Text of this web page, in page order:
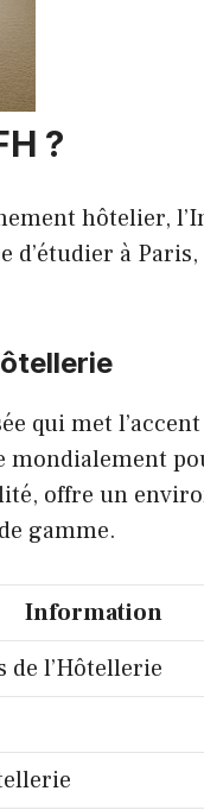
?
hôtelier,
à
qui met
mondialement
offre un
gamme.
Information
l’Hôtellerie